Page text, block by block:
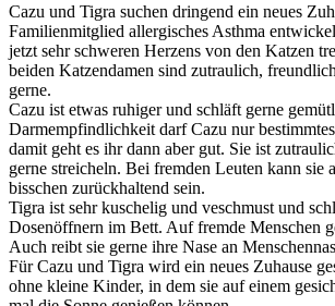
Cazu und Tigra suchen dringend ein neues
Familienmitglied allergisches Asthma
jetzt sehr schweren Herzens von den Katzen
beiden Katzendamen sind zutraulich,
gerne.
Cazu ist etwas ruhiger und schläft gerne
Darmempfindlichkeit darf Cazu nur
damit geht es ihr dann aber gut. Sie ist
gerne streicheln. Bei fremden Leuten kann sie
bisschen zurückhaltend sein.
Tigra ist sehr kuschelig und veschmust und
Dosenöffnern im Bett. Auf fremde Menschen
Auch reibt sie gerne ihre Nase an
Für Cazu und Tigra wird ein neues Zuhause
ohne kleine Kinder, in dem sie auf einem